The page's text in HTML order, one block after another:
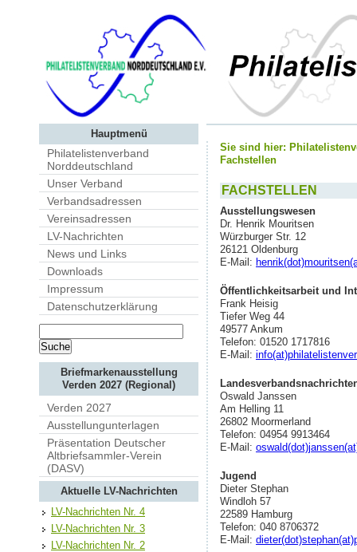
Hauptmenü
Philatelistenverband
Norddeutschland
Unser Verband
Verbandsadressen
Vereinsadressen
LV-Nachrichten
News und Links
Downloads
Impressum
Datenschutzerklärung
Briefmarkenausstellung
Verden 2027 (Regional)
Verden 2027
Ausstellungunterlagen
Präsentation Deutscher
Altbriefsammler-Verein
(DASV)
Aktuelle LV-Nachrichten
LV-Nachrichten Nr. 4
LV-Nachrichten Nr. 3
LV-Nachrichten Nr. 2
Sie sind hier:
Fachstellen
FACHSTELLEN
Ausstellungswesen
Dr. Henrik Mouritsen
Würzburger Str. 12
26121 Oldenburg
E-Mail:
Öffentlichkeitsarbeit und
Frank Heisig
Tiefer Weg 44
49577 Ankum
Telefon: 01520 1717816
E-Mail:
Oswald Janssen
Am Helling 11
26802 Moormerland
Telefon: ​​​​​​​04954 9913464
E-Mail:
Jugend
Dieter Stephan
Windloh 57
22589 Hamburg
Telefon: 040 8706372
E-Mail: